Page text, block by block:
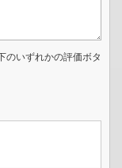
のいずれかの評価ボタ